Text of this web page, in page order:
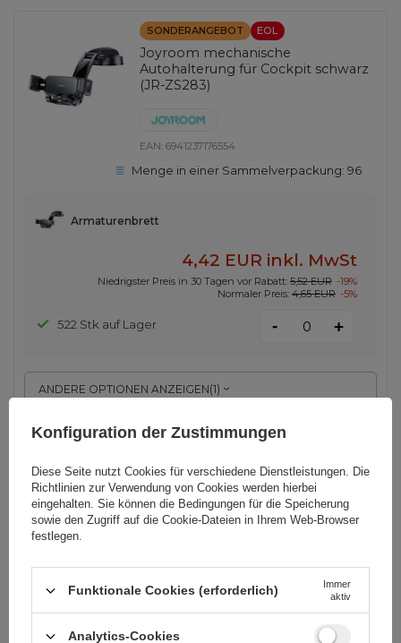
SONDERANGEBOT EOL
Joyroom mechanische
Autohalterung für Cockpit schwarz
(JR-ZS283)
EAN:6941237176554
Menge in einer Sammelverpackung:96
ANDERE OPTIONEN ANZEIGEN(1)
Armaturenbrett
4,42 EUR inkl. MwSt
Niedrigster Preis in 30 Tagen vor Rabatt: 5,52 EUR -19%
Normaler Preis: 4,65 EUR -5%
522 Stk auf Lager - +
Halterung für Cockpit Montage -
Schwarz
universal
12,80 EURinkl. MwSt
Konfiguration der Zustimmungen
Diese Seite nutzt Cookies für verschiedene Dienstleistungen. Die
Richtlinien zur Verwendung von Cookies werden hierbei
eingehalten. Sie können die Bedingungen für die Speicherung
sowie den Zugriff auf die Cookie-Dateien in Ihrem Web-Browser
festlegen.
Funktionale Cookies (erforderlich)
Immer
aktiv
Analytics-Cookies